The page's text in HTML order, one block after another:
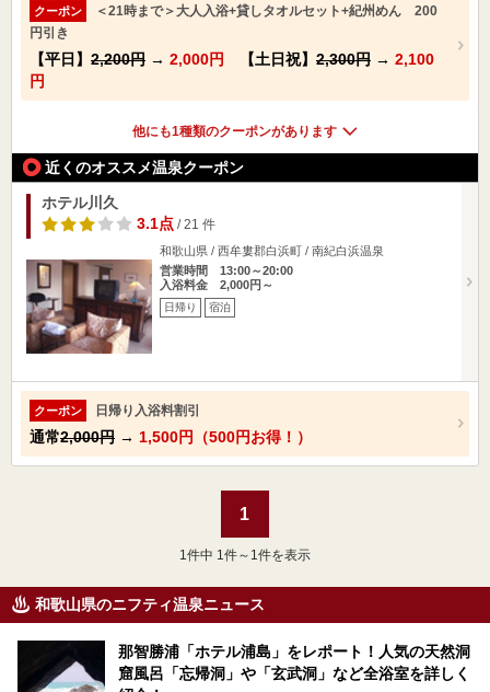
クーポン
＜21時まで＞大人入浴+貸しタオルセット+紀州めん 200
円引き
【平日】 2,200円 → 2,000円 【土日祝】 2,300円 → 2,100
円
他にも1種類のクーポンがあります
近くのオススメ温泉クーポン
ホテル川久
3.1点/ 21 件
和歌山県 / 西牟婁郡白浜町 / 南紀白浜温泉
営業時間 13:00～20:00
入浴料金 2,000円～
日帰り 宿泊
クーポン 日帰り入浴料割引
通常2,000円 → 1,500円（500円お得！）
1
1 件中 1件～1件を表示
和歌山県のニフティ温泉ニュース
那智勝浦「ホテル浦島」をレポート！人気の天然洞
窟風呂「忘帰洞」や「玄武洞」など全浴室を詳しく